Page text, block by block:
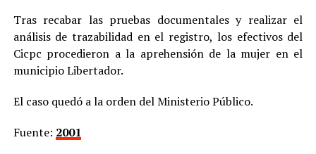
Tras recabar las pruebas documentales y realizar el
análisis de trazabilidad en el registro, los efectivos del
Cicpc procedieron a la aprehensión de la mujer en el
municipio Libertador.
El caso quedó a la orden del Ministerio Público.
Fuente: 2001